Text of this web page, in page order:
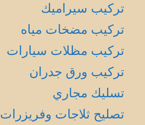
تركيب سيراميك
تركيب مضخات مياه
تركيب مظلات سيارات
تركيب ورق جدران
تسليك مجاري
تصليح ثلاجات وفريزرات